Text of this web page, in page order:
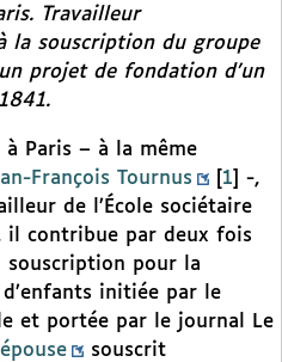
Travailleur
la souscription du groupe
projet de fondation d’un
Paris – à la même
François Tournus 1
-,
de l’École sociétaire
il contribue par deux fois
souscription pour la
initiée par le
et portée par le journal Le
épouse
souscrit